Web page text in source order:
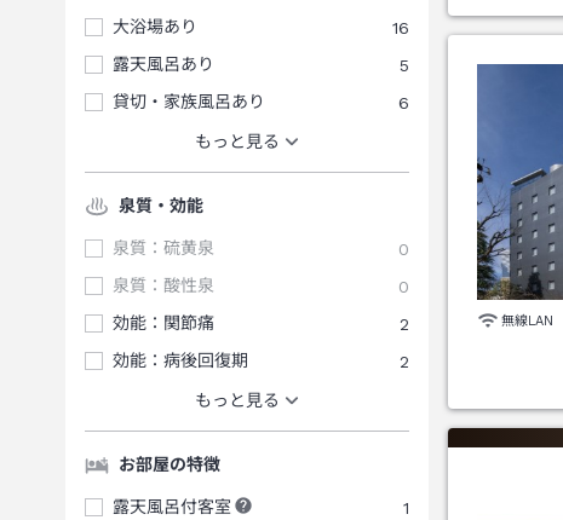
大浴場あり
16
露天風呂あり
5
貸切・家族風呂あり
6
もっと見る
泉質・効能
泉質：硫黄泉
0
泉質：酸性泉
0
効能：関節痛
2
効能：病後回復期
2
もっと見る
お部屋の特徴
露天風呂付客室 1
無線LAN